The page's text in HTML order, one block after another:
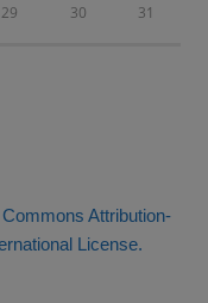
29 30 31
Attribution-
License.